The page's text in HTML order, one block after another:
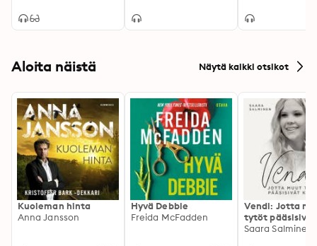
Aloita näistä Näytä kaikki otsikot
Kuoleman hinta
Anna Jansson
Hyvä Debbie
Freida McFadden
Vendi: Jotta
tytöt pääsisivät
kotiin
Saara Salminen